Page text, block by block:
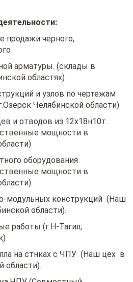
продажи черного,
арматуры. (склады в
областях)
и узлов по чертежам
Челябинской области)
и отводов из 12х18н10т.
мощности в
оборудования
мощности в
модульных конструкций (Наш
области).
работы (г.Н-Тагил,
на стнках с ЧПУ (Наш цех в
области).